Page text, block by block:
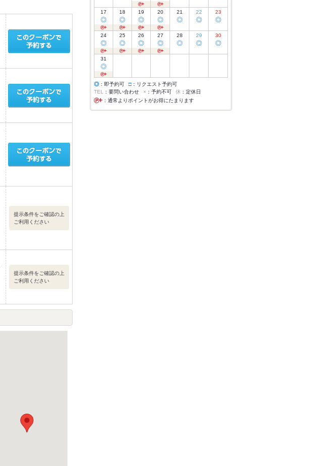
提示条件をご確認の上
ご利用ください
提示条件をご確認の上
ご利用ください
17
◎
18
◎
19
◎
20
◎
21
◎
22
◎
23
◎
24
◎
25
◎
26
◎
27
◎
28
◎
29
◎
30
◎
31
◎
◎ ：即予約可 □ ：リクエスト予約可
TEL
：要問い合わせ × ：予約不可 休 ：定休日
：通常よりポイントがお得にたまります